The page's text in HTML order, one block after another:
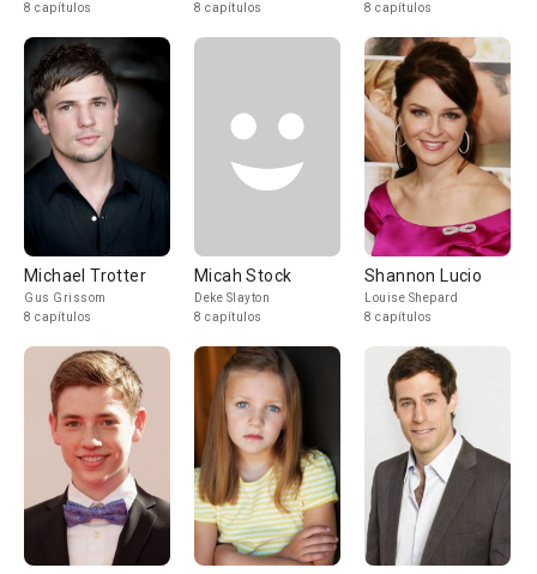
8 capítulos
8 capítulos
8 capítulos
Michael Trotter
Gus Grissom
8 capítulos
Micah Stock
Deke Slayton
8 capítulos
Shannon Lucio
Louise Shepard
8 capítulos